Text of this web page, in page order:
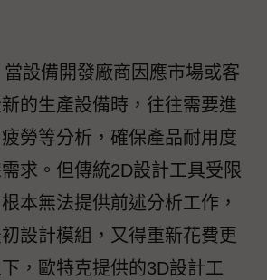
設備開發廠商因應市場或客
的生產設備時，往往需要進
勞等分析，確保產品耐用度
求。但傳統2D設計工具受限
本無法提供前述分析工作，
設計模組，又得重新花費更
，歐特克提供的3D設計工